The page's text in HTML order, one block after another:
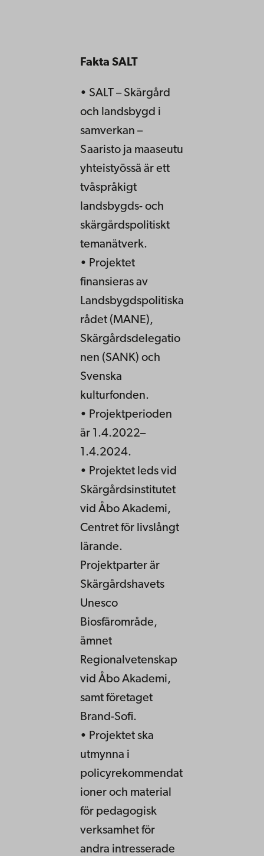
Fakta SALT
• SALT – Skärgård
och landsbygd i
samverkan –
Saaristo ja maaseutu
yhteistyössä är ett
tvåspråkigt
landsbygds- och
skärgårdspolitiskt
temanätverk.
• Projektet
finansieras av
Landsbygdspolitiska
rådet (MANE),
Skärgårdsdelegatio
nen (SANK) och
Svenska
kulturfonden.
• Projektperioden
är 1.4.2022–
1.4.2024.
• Projektet leds vid
Skärgårdsinstitutet
vid Åbo Akademi,
Centret för livslångt
lärande.
Projektparter är
Skärgårdshavets
Unesco
Biosfärområde,
ämnet
Regionalvetenskap
vid Åbo Akademi,
samt företaget
Brand-Sofi.
• Projektet ska
utmynna i
policyrekommendat
ioner och material
för pedagogisk
verksamhet för
andra intresserade